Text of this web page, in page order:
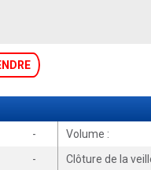
-
-
Volume :
Clôture de la